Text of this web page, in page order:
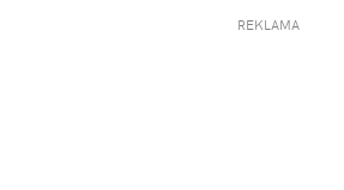
ujawniają się dopiero w dorosłym
REKLAMA